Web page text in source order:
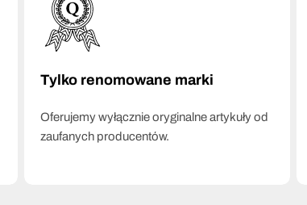
Tylko renomowane marki
Oferujemy wyłącznie oryginalne artykuły od
zaufanych producentów.